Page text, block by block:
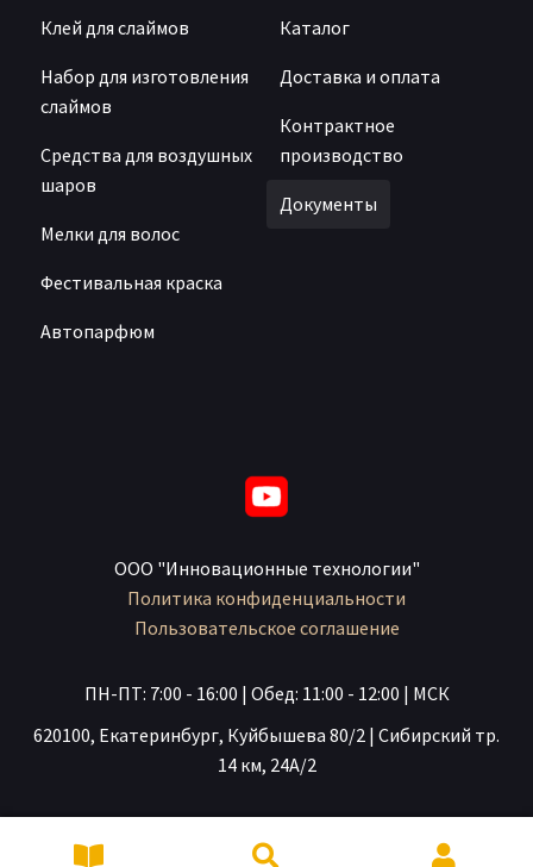
Клей для слаймов
Набор для изготовления
слаймов
Средства для воздушных
шаров
Мелки для волос
Фестивальная краска
Автопарфюм
Каталог
Доставка и оплата
Контрактное
производство
Документы
ООО "Инновационные технологии"
Политика конфиденциальности
Пользовательское соглашение
ПН-ПТ: 7:00 - 16:00 | Обед: 11:00 - 12:00 | МСК
620100, Екатеринбург, Куйбышева 80/2 | Сибирский тр.
14 км, 24А/2